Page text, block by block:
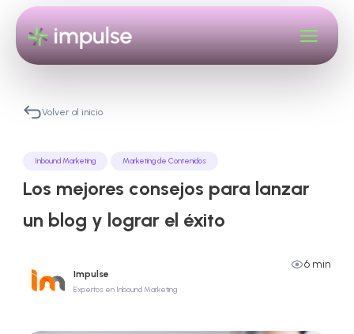
Volver al inicio
Inbound Marketing Marketing de Contenidos
Los mejores consejos para lanzar
un blog y lograr el éxito
Impulse
Expertos en Inbound Marketing
6 min